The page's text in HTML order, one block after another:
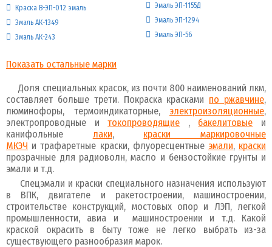
Краска В-ЭП-012 эмаль
Эмаль АК-1349
Эмаль АК-243
Эмаль ЭП-1155Д
Эмаль ЭП-1294
Эмаль ЭП-56
Показать остальные марки
Доля специальных красок, из почти 800 наименований лкм,
составляет больше трети. Покраска красками по ржавчине,
люминофоры, термоиндикаторные, электроизоляционные,
электропроводные итокопроводящие , бакелитовые и
канифольные лаки, краски маркировочные
МКЭЧ и трафаретные краски, флуоресцентные эмали, краски
прозрачные для радиоволн, масло и бензостойкие грунты и
эмали и т.д.
Спецэмали и краски специального назначения используют
в ВПК, двигателе и ракетостроении, машиностроении,
строительстве конструкций, мостовых опор и ЛЭП, легкой
промышленности, авиа и машиностроении и т.д. Какой
краской окрасить в быту тоже не легко выбрать из-за
существующего разнообразия марок.